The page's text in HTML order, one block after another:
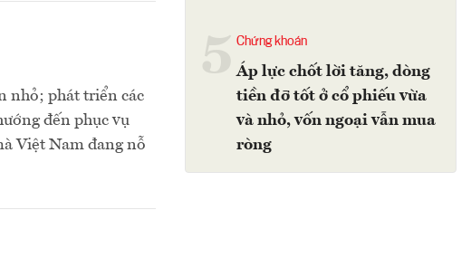
nhỏ; phát triển các
đến phục vụ
Việt Nam đang nỗ
Chứng khoán
Áp lực chốt lời tăng, dòng
tiền đỡ tốt ở cổ phiếu vừa
và nhỏ, vốn ngoại vẫn mua
ròng